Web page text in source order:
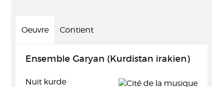
Oeuvre Contient
Ensemble Garyan (Kurdistan irakien)
Nuit kurde